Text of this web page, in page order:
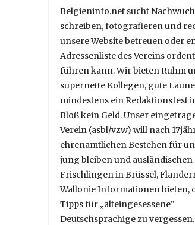
Belgieninfo.net sucht
schreiben, fotografieren und
unsere Website betreuen oder
Adressenliste des Vereins
führen kann. Wir bieten Ruhm
supernette Kollegen, gute
mindestens ein Redaktionsfest
Bloß kein Geld. Unser
Verein (asbl/vzw) will nach
ehrenamtlichen Bestehen für
jung bleiben und ausländischen
Frischlingen in Brüssel,
Wallonie Informationen bieten,
Tipps für „alteingesessene“
Deutschsprachige zu